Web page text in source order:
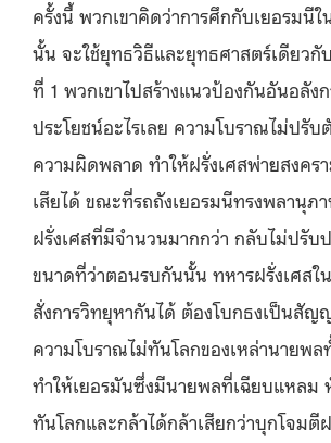
ครั้งนี้ พวกเขาคิดว่าการศึกกับเยอรมนี
นั้น จะใช้ยุทธวิธีและยุทธศาสตร์เดียวกั
ที่ 1 พวกเขาไปสร้างแนวป้องกันอันอลัง
ประโยชน์อะไรเลย ความโบราณไม่ปรับ
ความผิดพลาด ทำให้ฝรั่งเศสพ่ายสงคร
เสียได้ ขณะที่รถถังเยอรมนีทรงพลานุภ
ฝรั่งเศสที่มีจำนวนมากกว่า กลับไม่ปรับป
ขนาดที่ว่าตอนรบกันนั้น ทหารฝรั่งเศสใ
สั่งการวิทยุหากันได้ ต้องโบกธงเป็นสั
ความโบราณไม่ทันโลกของเหล่านายพล
ทำให้เยอรมันซึ่งมีนายพลที่เฉียบแหลม
ทันโลกและกล้าได้กล้าเสียกว่าบุกโจมตี